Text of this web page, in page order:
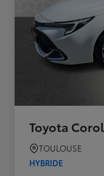
Toyota
TOULOUSE
HYBRIDE